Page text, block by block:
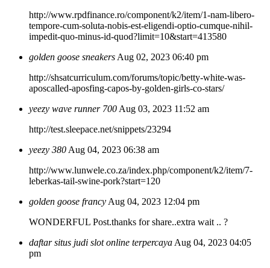
http://www.rpdfinance.ro/component/k2/item/1-nam-libero-
tempore-cum-soluta-nobis-est-eligendi-optio-cumque-nihil-
impedit-quo-minus-id-quod?limit=10&start=413580
golden goose sneakers Aug 02, 2023 06:40 pm
http://shsatcurriculum.com/forums/topic/betty-white-was-
aposcalled-aposfing-capos-by-golden-girls-co-stars/
yeezy wave runner 700 Aug 03, 2023 11:52 am
http://test.sleepace.net/snippets/23294
yeezy 380 Aug 04, 2023 06:38 am
http://www.lunwele.co.za/index.php/component/k2/item/7-
leberkas-tail-swine-pork?start=120
golden goose francy Aug 04, 2023 12:04 pm
WONDERFUL Post.thanks for share..extra wait .. ?
daftar situs judi slot online terpercaya Aug 04, 2023 04:05
pm